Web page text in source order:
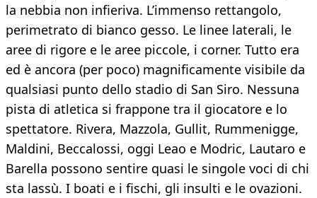
la nebbia non infieriva. L’immenso rettangolo,
perimetrato di bianco gesso. Le linee laterali, le
aree di rigore e le aree piccole, i corner. Tutto era
ed è ancora (per poco) magnificamente visibile da
qualsiasi punto dello stadio di San Siro. Nessuna
pista di atletica si frappone tra il giocatore e lo
spettatore. Rivera, Mazzola, Gullit, Rummenigge,
Maldini, Beccalossi, oggi Leao e Modric, Lautaro e
Barella possono sentire quasi le singole voci di chi
sta lassù. I boati e i fischi, gli insulti e le ovazioni.